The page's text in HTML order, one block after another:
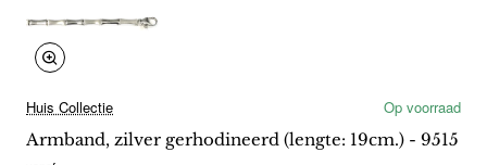
Huis Collectie
Op voorraad
Armband, zilver gerhodineerd (lengte: 19cm.) - 9515